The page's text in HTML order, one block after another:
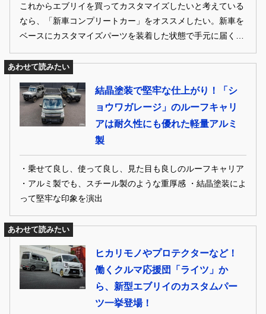
これからエブリイを買ってカスタマイズしたいと考えている
なら、「新車コンプリートカー」をオススメしたい。新車を
ベースにカスタマイズパーツを装着した状態で手元に届くか
のクルマの買い方だ。
あわせて読みたい
結晶塗装で堅牢な仕上がり！「シ
ョウワガレージ」のルーフキャリ
アは耐久性にも優れた軽量アルミ
製
・乗せて良し、使って良し、見た目も良しのルーフキャリア
・アルミ製でも、スチール製のような重厚感 ・結晶塗装によ
って堅牢な印象を演出
あわせて読みたい
ヒカリモノやプロテクターなど！
働くクルマ応援団「ライツ」か
ら、新型エブリイのカスタムパー
ツ一挙登場！